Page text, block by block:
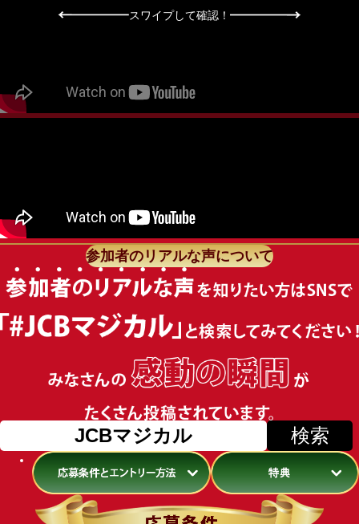
スワイプして確認！
参加者のリアルな声について
JCBマジカル 検索